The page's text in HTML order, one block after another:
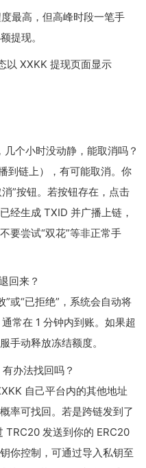
最高，但高峰时段一笔手
提现。
以 XXKK 提现页面显示
几个小时没动静，能取消吗？
到链上），有可能取消。你
”按钮。若按钮存在，点击
经生成 TXID 并广播上链，
要尝试“双花”等非正常手
回来？
或“已拒绝”，系统会自动将
常在 1 分钟内到账。如果超
手动释放冻结额度。
办法找回吗？
自己平台内的其他地址
率可找回。若是跨链发到了
TRC20 发送到你的 ERC20
你控制，可通过导入私钥至